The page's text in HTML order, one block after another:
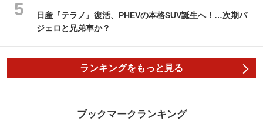
日産『テラノ』復活、PHEVの本格SUV誕生へ！…次期パ
ジェロと兄弟車か？
ランキングをもっと見る
ブックマークランキング